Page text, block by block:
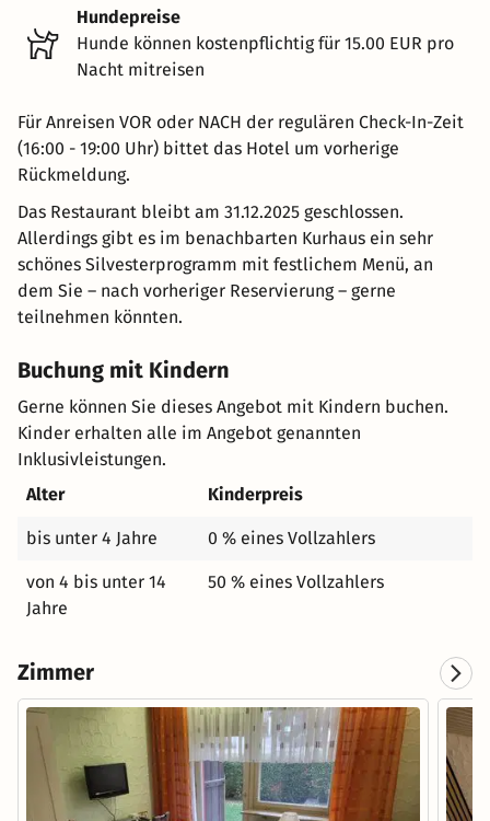
Hundepreise
Hunde können kostenpflichtig für 15.00 EUR pro
Nacht mitreisen
Für Anreisen VOR oder NACH der regulären Check-In-Zeit
(16:00 - 19:00 Uhr) bittet das Hotel um vorherige
Rückmeldung.
Das Restaurant bleibt am 31.12.2025 geschlossen.
Allerdings gibt es im benachbarten Kurhaus ein sehr
schönes Silvesterprogramm mit festlichem Menü, an
dem Sie – nach vorheriger Reservierung – gerne
teilnehmen könnten.
Buchung mit Kindern
Gerne können Sie dieses Angebot mit Kindern buchen.
Kinder erhalten alle im Angebot genannten
Inklusivleistungen.
Alter
Kinderpreis
bis unter 4 Jahre 0 % eines Vollzahlers
von 4 bis unter 14
Jahre
50 % eines Vollzahlers
Zimmer